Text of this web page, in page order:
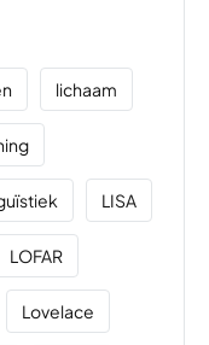
lichaam
LISA
LOFAR
Lovelace